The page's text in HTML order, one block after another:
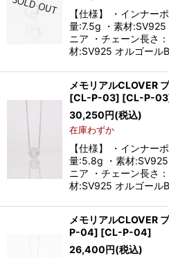
【仕様】 ・インナー
量:7.5g ・素材:SV925
ニア ・チェーン長さ
材:SV925 オルゴール
メモリアルCLOVER
[CL-P-03] [CL-P-03
30,250円(税込)
在庫わずか
【仕様】 ・インナー
量:5.8g ・素材
ニア ・チェーン長さ
材:SV925 オルゴール
メモリアルCLOVER
P-04] [CL-P-04]
26,400円(税込)